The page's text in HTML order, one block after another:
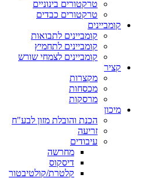
טרקטורים בינוניים
טרקטורים כבדים
קומביינים
קומביינים לתבואות
קומביינים לתחמיץ
קומביינים לצמחי שורש
קציר
מקצרות
מכסחות
מרסקות
מיכון
הכנת והובלת מזון לבע"ח
זריעה
עיבודים
מחרשה
דיסקוס
קלטרת/קולטיבטור